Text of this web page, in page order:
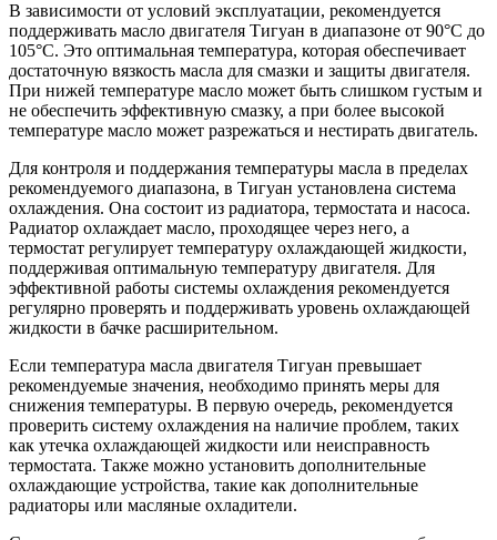
В зависимости от условий эксплуатации, рекомендуется
поддерживать масло двигателя Тигуан в диапазоне от 90°C до
105°C. Это оптимальная температура, которая обеспечивает
достаточную вязкость масла для смазки и защиты двигателя.
При нижей температуре масло может быть слишком густым и
не обеспечить эффективную смазку, а при более высокой
температуре масло может разрежаться и нестирать двигатель.
Для контроля и поддержания температуры масла в пределах
рекомендуемого диапазона, в Тигуан установлена система
охлаждения. Она состоит из радиатора, термостата и насоса.
Радиатор охлаждает масло, проходящее через него, а
термостат регулирует температуру охлаждающей жидкости,
поддерживая оптимальную температуру двигателя. Для
эффективной работы системы охлаждения рекомендуется
регулярно проверять и поддерживать уровень охлаждающей
жидкости в бачке расширительном.
Если температура масла двигателя Тигуан превышает
рекомендуемые значения, необходимо принять меры для
снижения температуры. В первую очередь, рекомендуется
проверить систему охлаждения на наличие проблем, таких
как утечка охлаждающей жидкости или неисправность
термостата. Также можно установить дополнительные
охлаждающие устройства, такие как дополнительные
радиаторы или масляные охладители.